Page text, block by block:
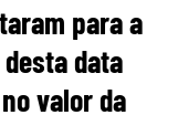
para a
data
valor da